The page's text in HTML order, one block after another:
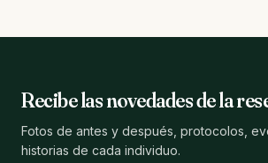
Recibe las novedades de la
Fotos de antes y después, protocolos,
historias de cada individuo.